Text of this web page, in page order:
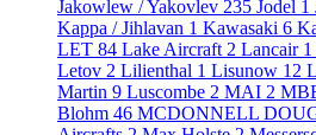
Jakowlew / Yakovlev 235 Jodel 1
Kappa / Jihlavan 1 Kawasaki 6
LET 84 Lake Aircraft 2 Lancair 1
Letov 2 Lilienthal 1 Lisunow 12
Martin 9 Luscombe 2 MAI 2
Blohm 46 MCDONNELL